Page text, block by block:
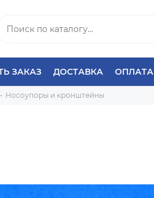
ЗАКАЗ ДОСТАВКА ОПЛАТА
Носоупоры и кронштейны